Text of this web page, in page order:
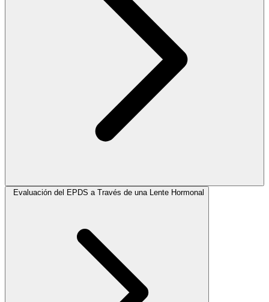
Evaluación del EPDS a Través de una Lente Hormonal